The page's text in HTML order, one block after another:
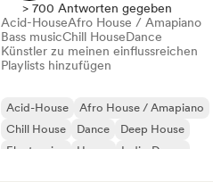
> 700 Antworten gegeben
Acid-HouseAfro House / Amapiano
Bass musicChill HouseDance
Künstler zu meinen einflussreichen
Playlists hinzufügen
Acid-House
Afro House / Amapiano
Chill House
Dance
Deep House
Electronica
House Indie-Dance